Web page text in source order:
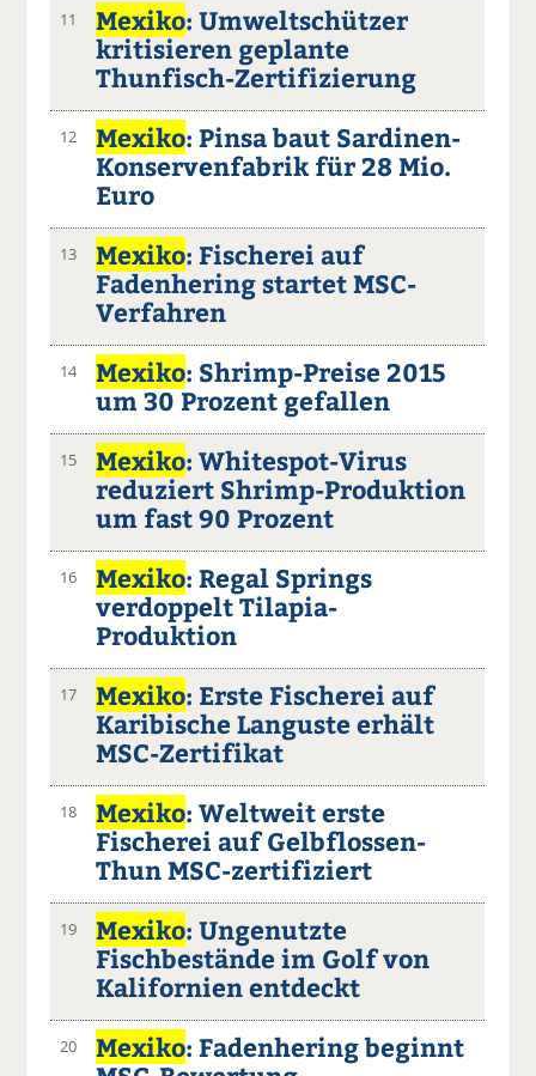
11 Mexiko: Umweltschützer
kritisieren geplante
Thunfisch-Zertifizierung
12 Mexiko: Pinsa baut Sardinen-
Konservenfabrik für 28 Mio.
Euro
13 Mexiko: Fischerei auf
Fadenhering startet MSC-
Verfahren
14 Mexiko: Shrimp-Preise 2015
um 30 Prozent gefallen
15 Mexiko: Whitespot-Virus
reduziert Shrimp-Produktion
um fast 90 Prozent
16 Mexiko: Regal Springs
verdoppelt Tilapia-
Produktion
17 Mexiko: Erste Fischerei auf
Karibische Languste erhält
MSC-Zertifikat
18 Mexiko: Weltweit erste
Fischerei auf Gelbflossen-
Thun MSC-zertifiziert
19 Mexiko: Ungenutzte
Fischbestände im Golf von
Kalifornien entdeckt
20 Mexiko: Fadenhering beginnt